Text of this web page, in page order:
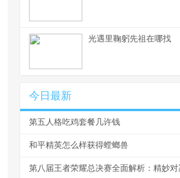
光遇里鞠躬先祖在哪找
今日最新
第五人格吃鸡套餐几许钱
和平精英怎么样获得螳螂兽